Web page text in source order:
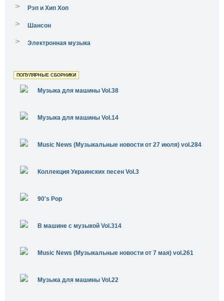
> Рэп и Хип Хоп
> Шансон
> Электронная музыка
ПОПУЛЯРНЫЕ СБОРНИКИ
Музыка для машины Vol.38
Музыка для машины Vol.14
Music News (Музыкальные новости от 27 июля) vol.284
Коллекция Украинских песен Vol.3
90's Pop
В машине с музыкой Vol.314
Music News (Музыкальные новости от 7 мая) vol.261
Музыка для машины Vol.22